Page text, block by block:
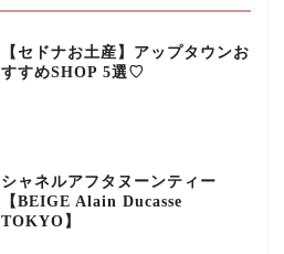
【セドナお土産】アップタウンお
すすめSHOP 5選♡
シャネルアフタヌーンティー
【BEIGE Alain Ducasse
TOKYO】